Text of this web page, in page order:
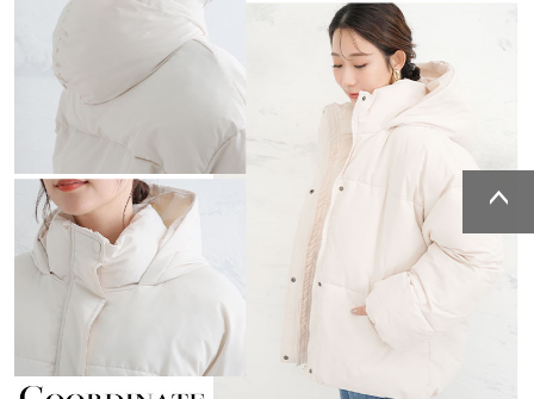
プへ
プへ